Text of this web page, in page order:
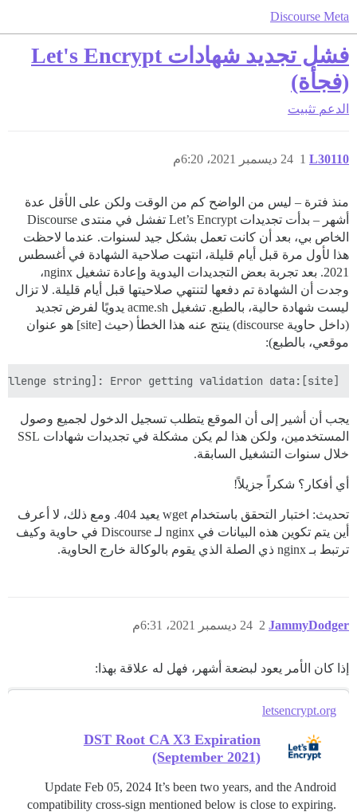
Discourse Meta
فشل تجديد شهادات Let's Encrypt
(فجأة)
الدعم تثبيت
L30110 24 ديسمبر 2021، 6:20م 1
منذ فترة – ليس من الواضح كم من الوقت ولكن على الأقل عدة
أشهر – بدأت تجديدات Let’s Encrypt تفشل في منتدى Discourse
الخاص بي، بعد أن كانت تعمل بشكل جيد لسنوات. عندما لاحظت
هذا لأول مرة قبل أيام قليلة، انتهت صلاحية الشهادة في أغسطس
2021. بعد تجربة بعض التجديدات اليدوية وإعادة تشغيل nginx،
وجدت أن الشهادة تم دفعها لتنتهي صلاحيتها قبل أيام قليلة. لا تزال
ليست شهادة حالية، بالطبع. تشغيل acme.sh يدويًا لفرض تجديد
(داخل حاوية discourse) ينتج عنه هذا الخطأ (حيث [site] هو عنوان
موقعي، بالطبع):
[site]:Verify error:Fetching http://[site]/.well-known/acme-challenge/[long alpha challenge string]: Error getting validation data
يجب أن أشير إلى أن الموقع يتطلب تسجيل الدخول لجميع وصول
المستخدمين، ولكن هذا لم يكن مشكلة في تجديدات شهادات SSL
خلال سنوات التشغيل السابقة.
أي أفكار؟ شكراً جزيلاً!
تحديث: اختبار التحقق باستخدام wget يعيد 404. ومع ذلك، لا أعرف
أين يتم تكوين هذه البيانات في nginx لـ Discourse في حاوية وكيف
ترتبط بـ nginx ذي الصلة الذي يقوم بالوكالة خارج الحاوية.
JammyDodger 24 ديسمبر 2021، 6:31م 2
إذا كان الأمر يعود لبضعة أشهر، فهل له علاقة بهذا:
letsencrypt.org
DST Root CA X3 Expiration
(September 2021)
Update Feb 05, 2024 It’s been two years, and the Android
compatibility cross-sign mentioned below is close to expiring.